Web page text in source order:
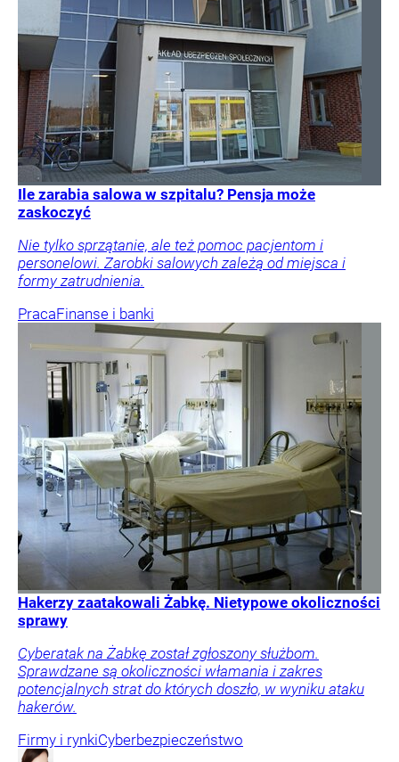
Ile zarabia salowa w szpitalu? Pensja może
zaskoczyć
Nie tylko sprzątanie, ale też pomoc pacjentom i
personelowi. Zarobki salowych zależą od miejsca i
formy zatrudnienia.
PracaFinanse i banki
Hakerzy zaatakowali Żabkę. Nietypowe okoliczności
sprawy
Cyberatak na Żabkę został zgłoszony służbom.
Sprawdzane są okoliczności włamania i zakres
potencjalnych strat do których doszło, w wyniku ataku
hakerów.
Firmy i rynkiCyberbezpieczeństwo